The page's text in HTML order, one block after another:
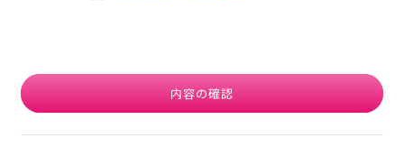
内容の確認